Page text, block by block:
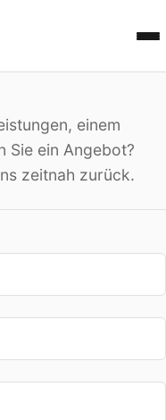
einem
Sie ein Angebot?
zeitnah zurück.